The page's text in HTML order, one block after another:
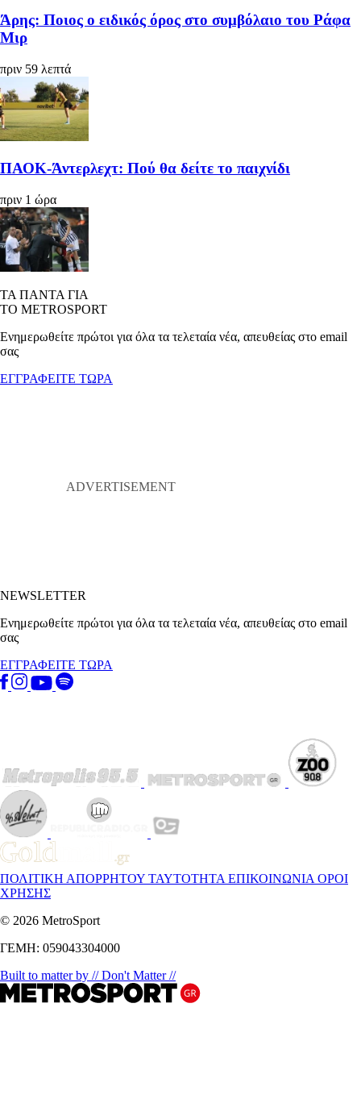
Άρης: Ποιος ο ειδικός όρος στο συμβόλαιο του Ράφα
Μιρ
πριν 59 λεπτά
ΠΑΟΚ-Άντερλεχτ: Πού θα δείτε το παιχνίδι
πριν 1 ώρα
ΤΑ ΠΑΝΤΑ ΓΙΑ
ΤΟ METROSPORT
Ενημερωθείτε πρώτοι για όλα τα τελεταία νέα, απευθείας στο email
σας
ΕΓΓΡΑΦΕΙΤΕ ΤΩΡΑ
NEWSLETTER
Ενημερωθείτε πρώτοι για όλα τα τελεταία νέα, απευθείας στο email
σας
ΕΓΓΡΑΦΕΙΤΕ ΤΩΡΑ
ΠΟΛΙΤΙΚΗ ΑΠΟΡΡΗΤΟΥ ΤΑΥΤΟΤΗΤΑ ΕΠΙΚΟΙΝΩΝΙΑ ΟΡΟΙ
ΧΡΗΣΗΣ
© 2026 MetroSport
ΓΕΜΗ: 059043304000
Built to matter by // Don't Matter //